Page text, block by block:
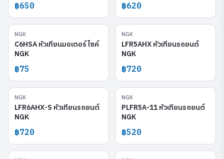
฿650 ฿620
NGK
C6HSA หัวเทียนมอเตอร์ไซค์
NGK
฿75
NGK
LFR5AHX หัวเทียนรถยนต์
NGK
฿720
NGK
LFR6AHX-S หัวเทียนรถยนต์
NGK
฿720
NGK
PLFR5A-11 หัวเทียนรถยนต์
NGK
฿520